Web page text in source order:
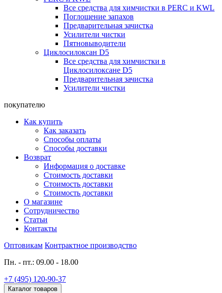
Все средства для химчистки в PERC и KWL
Поглощение запахов
Предварительная зачистка
Усилители чистки
Пятновыводители
Циклосилоксан D5
Все средства для химчистки в
Циклосилоксане D5
Предварительная зачистка
Усилители чистки
покупателю
Как купить
Как заказать
Способы оплаты
Способы доставки
Возврат
Информация о доставке
Стоимость доставки
Стоимость доставки
Стоимость доставки
О магазине
Сотрудничество
Статьи
Контакты
Оптовикам Контрактное производство
Пн. - пт.: 09.00 - 18.00
+7 (495) 120-90-37
Каталог товаров